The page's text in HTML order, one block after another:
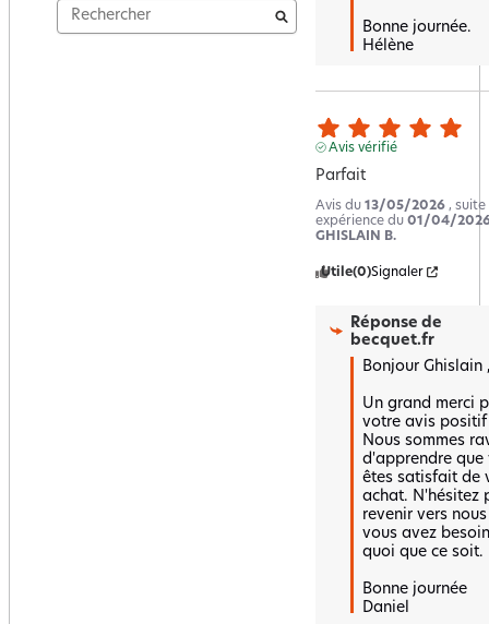
Bonne journée.
Hélène
Avis vérifié
Parfait
Avis du 13/05/2026 , suite
expérience du 01/04/
GHISLAIN B.
Utile(0)Signaler
Réponse de
becquet.fr
Bonjour Ghislain
Un grand merci
votre avis positif
Nous sommes
d'apprendre que
êtes satisfait de
achat. N'hésitez
revenir vers
vous avez
quoi que ce soit.
Bonne journée
Daniel